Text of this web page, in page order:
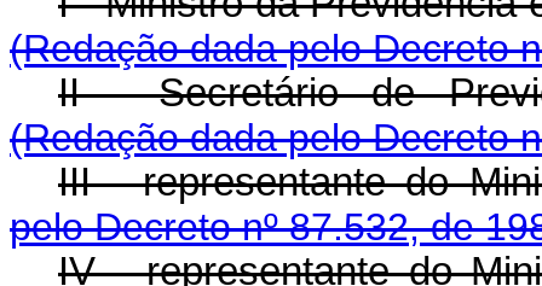
(Redação dada pelo Decreto
II - Secretário de
(Redação dada pelo Decreto
III - representante do
pelo Decreto nº 87.532, de
IV - representante do